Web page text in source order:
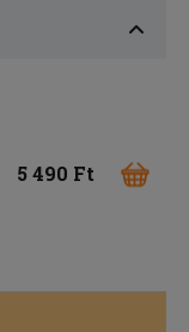
5 490 Ft